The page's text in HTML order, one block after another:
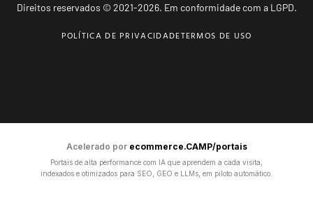
Direitos reservados © 2021-2026. Em conformidade com a LGPD.
POLÍTICA DE PRIVACIDADETERMOS DE USO
Acelerado por ecommerce.CAMP/portais
Portais de alta performance com IA que aprendem a cada visita,
indexados e otimizados para SEO, GEO e LLMs, em piloto automático.